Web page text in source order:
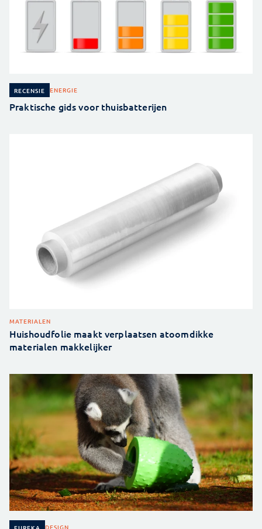
RECENSIE ENERGIE
Praktische gids voor thuisbatterijen
MATERIALEN
Huishoudfolie maakt verplaatsen atoomdikke
materialen makkelijker
DESIGN